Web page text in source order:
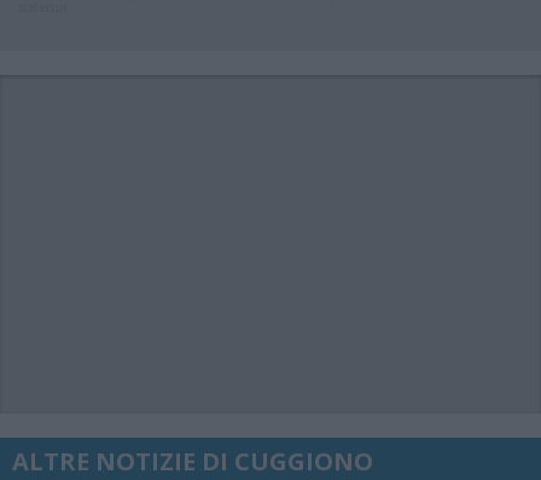
ALTRE NOTIZIE DI CUGGIONO